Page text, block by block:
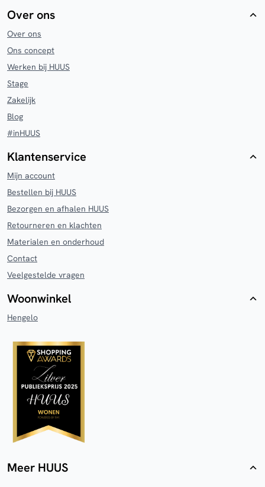
Over ons
Over ons
Ons concept
Werken bij HUUS
Stage
Zakelijk
Blog
#inHUUS
Klantenservice
Mijn account
Bestellen bij HUUS
Bezorgen en afhalen HUUS
Retourneren en klachten
Materialen en onderhoud
Contact
Veelgestelde vragen
Woonwinkel
Hengelo
Meer HUUS